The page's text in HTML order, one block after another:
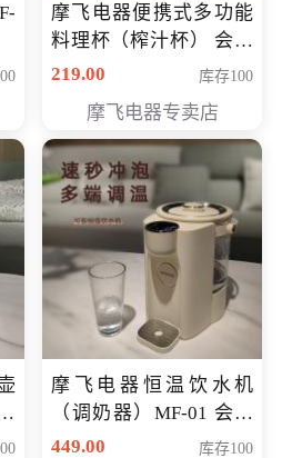
摩飞电器便携式多功能
料理杯（榨汁杯） 会员
专享价118元
219.00 库存100
摩飞电器专卖店
摩飞电器恒温饮水机
（调奶器）MF-01 会员
专享价366元
449.00 库存100